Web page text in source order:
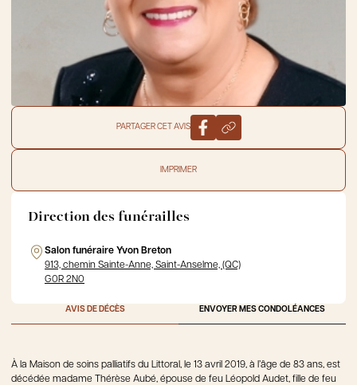
PARTAGER CET AVIS
IMPRIMER
Direction des funérailles
Salon funéraire Yvon Breton
913, chemin Sainte-Anne, Saint-Anselme, (QC)
G0R 2N0
AVIS DE DÉCÈS ENVOYER MES CONDOLÉANCES
À la Maison de soins palliatifs du Littoral, le 13 avril 2019, à l’âge de 83 ans, est
décédée madame Thérèse Aubé, épouse de feu Léopold Audet, fille de feu